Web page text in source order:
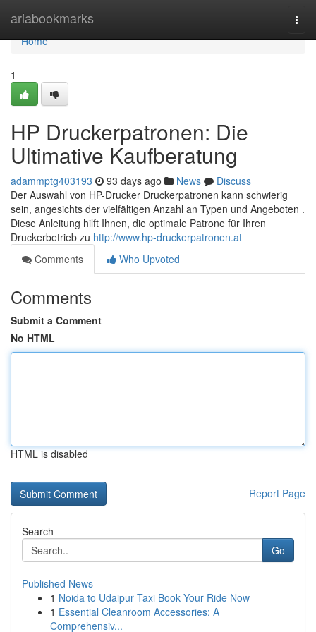
ariabookmarks
Home
Home
1
HP Druckerpatronen: Die
Ultimative Kaufberatung
adammptg403193 93 days ago News
Discuss
Der Auswahl von HP-Drucker Druckerpatronen kann schwierig
sein, angesichts der vielfältigen Anzahl an Typen und Angeboten .
Diese Anleitung hilft Ihnen, die optimale Patrone für Ihren
Druckerbetrieb zu http://www.hp-druckerpatronen.at
Comments
Who Upvoted
Comments
Submit a Comment
No HTML
HTML is disabled
Report Page
Search
Go
Published News
1 Noida to Udaipur Taxi Book Your Ride Now
1 Essential Cleanroom Accessories: A
Comprehensiv...